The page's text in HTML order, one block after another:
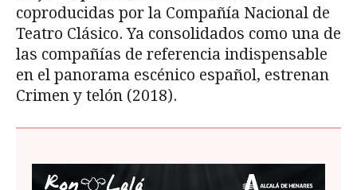
coproducidas por la Compañía Nacional de
Teatro Clásico. Ya consolidados como una de
las compañías de referencia indispensable
en el panorama escénico español, estrenan
Crimen y telón (2018).